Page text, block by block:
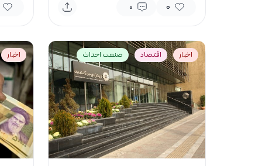
0
0
اخبار اقتصاد صنعت احداث اخبار